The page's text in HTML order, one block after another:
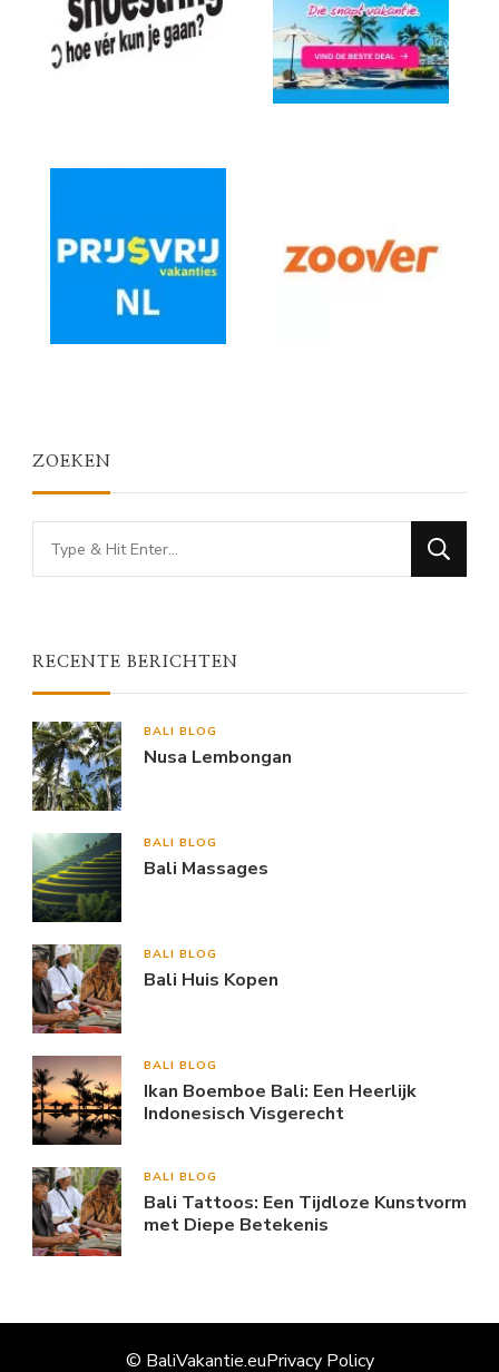
ZOEKEN
Looking
for
RECENTE BERICHTEN
BALI BLOG
Nusa Lembongan
BALI BLOG
Bali Massages
BALI BLOG
Bali Huis Kopen
BALI BLOG
Ikan Boemboe Bali: Een Heerlijk
Indonesisch Visgerecht
BALI BLOG
Bali Tattoos: Een Tijdloze Kunstvorm
met Diepe Betekenis
© BaliVakantie.euPrivacy Policy